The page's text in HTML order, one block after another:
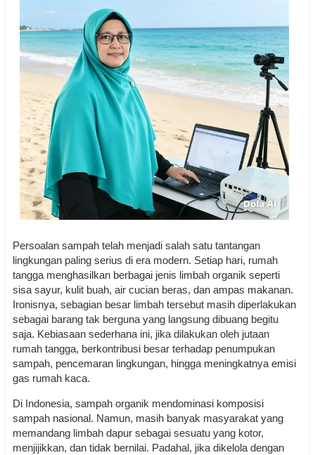
Persoalan sampah telah menjadi salah satu tantangan
lingkungan paling serius di era modern. Setiap hari, rumah
tangga menghasilkan berbagai jenis limbah organik seperti
sisa sayur, kulit buah, air cucian beras, dan ampas makanan.
Ironisnya, sebagian besar limbah tersebut masih diperlakukan
sebagai barang tak berguna yang langsung dibuang begitu
saja. Kebiasaan sederhana ini, jika dilakukan oleh jutaan
rumah tangga, berkontribusi besar terhadap penumpukan
sampah, pencemaran lingkungan, hingga meningkatnya emisi
gas rumah kaca.
Di Indonesia, sampah organik mendominasi komposisi
sampah nasional. Namun, masih banyak masyarakat yang
memandang limbah dapur sebagai sesuatu yang kotor,
menjijikkan, dan tidak bernilai. Padahal, jika dikelola dengan